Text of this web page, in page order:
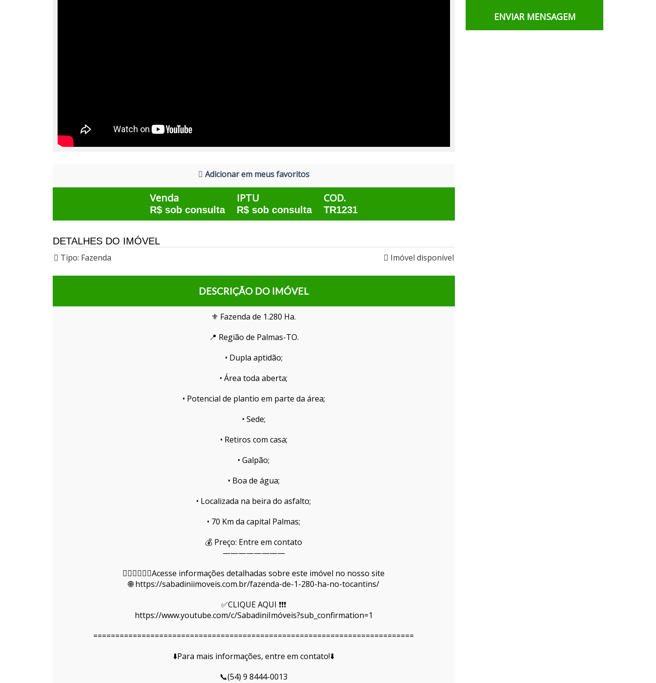
Adicionar em meus favoritos
Venda
R$ sob consulta
IPTU
R$ sob consulta
COD.
TR1231
DETALHES DO IMÓVEL
Tipo: Fazenda Imóvel disponível
DESCRIÇÃO DO IMÓVEL
⚜️ Fazenda de 1.280 Ha.
📍 Região de Palmas-TO.
• Dupla aptidão;
• Área toda aberta;
• Potencial de plantio em parte da área;
• Sede;
• Retiros com casa;
• Galpão;
• Boa de água;
• Localizada na beira do asfalto;
• 70 Km da capital Palmas;
💰 Preço: Entre em contato
————————
👇🏻👇🏻👇🏻Acesse informações detalhadas sobre este imóvel no nosso site
🌐 https://sabadiniimoveis.com.br/fazenda-de-1-280-ha-no-tocantins/
✅CLIQUE AQUI ❗❗❗
https://www.youtube.com/c/SabadiniImóveis?sub_confirmation=1
=========================================================================
⬇️Para mais informações, entre em contato!⬇️
📞(54) 9 8444-0013